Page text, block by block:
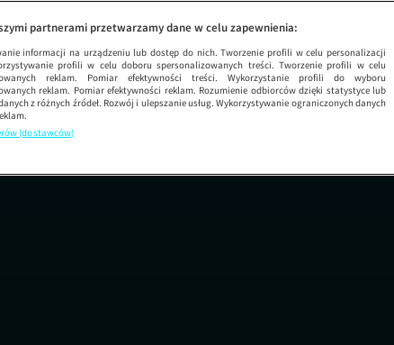
SEZON 1 ODCINEK 8CO NAS TRUJE
partnerami przetwarzamy dane w celu zapewnienia:
informacji na urządzeniu lub dostęp do nich. Tworzenie profili w celu personalizacji
profili w celu doboru spersonalizowanych treści. Tworzenie profili w celu
reklam. Pomiar efektywności treści. Wykorzystanie profili do wyboru
reklam. Pomiar efektywności reklam. Rozumienie odbiorców dzięki statystyce lub
z różnych źródeł. Rozwój i ulepszanie usług. Wykorzystywanie ograniczonych danych
(dostawców)